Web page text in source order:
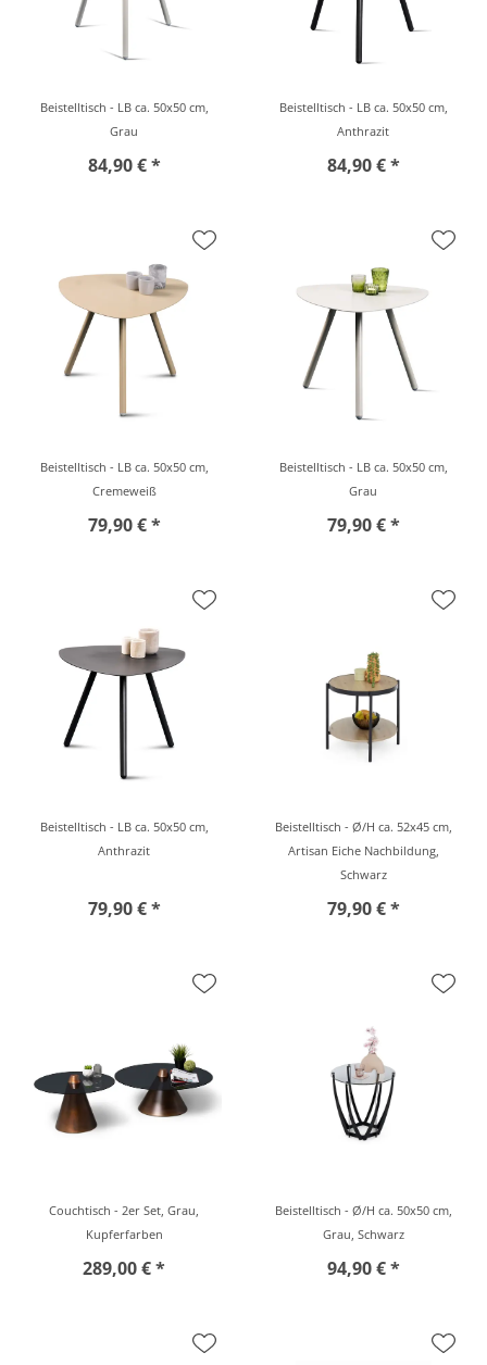
Beistelltisch - LB ca. 50x50 cm,
Grau
84,90 € *
Beistelltisch - LB ca. 50x50 cm,
Anthrazit
84,90 € *
Beistelltisch - LB ca. 50x50 cm,
Cremeweiß
79,90 € *
Beistelltisch - LB ca. 50x50 cm,
Grau
79,90 € *
Beistelltisch - LB ca. 50x50 cm,
Anthrazit
79,90 € *
Beistelltisch - Ø/H ca. 52x45 cm,
Artisan Eiche Nachbildung,
Schwarz
79,90 € *
Couchtisch - 2er Set, Grau,
Kupferfarben
289,00 € *
Beistelltisch - Ø/H ca. 50x50 cm,
Grau, Schwarz
94,90 € *